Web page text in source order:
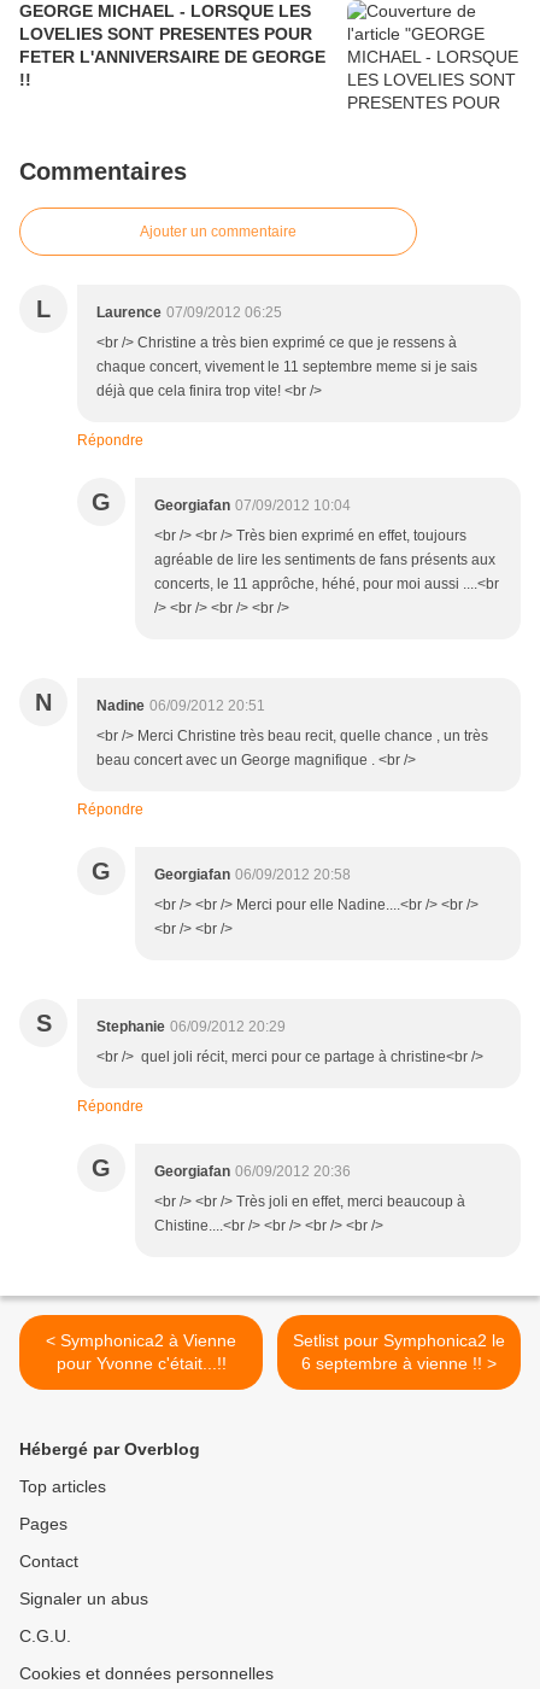
GEORGE MICHAEL - LORSQUE LES
LOVELIES SONT PRESENTES POUR
FETER L'ANNIVERSAIRE DE GEORGE
!!
Commentaires
Ajouter un commentaire
L Laurence 07/09/2012 06:25
<br /> Christine a très bien exprimé ce que je ressens à
chaque concert, vivement le 11 septembre meme si je sais
déjà que cela finira trop vite! <br />
Répondre
G Georgiafan 07/09/2012 10:04
<br /> <br /> Très bien exprimé en effet, toujours
agréable de lire les sentiments de fans présents aux
concerts, le 11 apprôche, héhé, pour moi aussi ....<br
/> <br /> <br /> <br />
N Nadine 06/09/2012 20:51
<br /> Merci Christine très beau recit, quelle chance , un très
beau concert avec un George magnifique . <br />
Répondre
G Georgiafan 06/09/2012 20:58
<br /> <br /> Merci pour elle Nadine....<br /> <br />
<br /> <br />
S Stephanie 06/09/2012 20:29
<br /> quel joli récit, merci pour ce partage à christine<br />
Répondre
G Georgiafan 06/09/2012 20:36
<br /> <br /> Très joli en effet, merci beaucoup à
Chistine....<br /> <br /> <br /> <br />
< Symphonica2 à Vienne
pour Yvonne c'était...!!
Setlist pour Symphonica2 le
6 septembre à vienne !! >
Hébergé par Overblog
Top articles
Pages
Contact
Signaler un abus
C.G.U.
Cookies et données personnelles